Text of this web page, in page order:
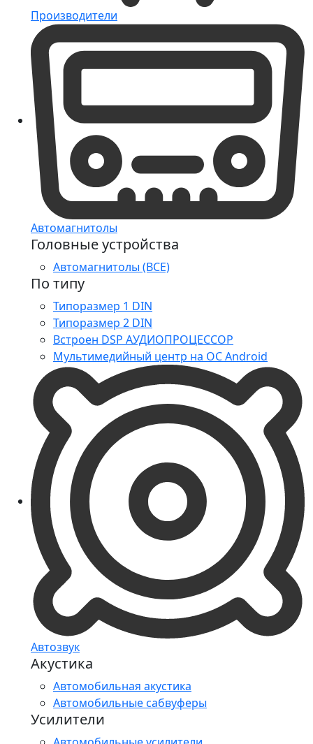
Производители
Автомагнитолы
Головные устройства
Автомагнитолы (ВСЕ)
По типу
Типоразмер 1 DIN
Типоразмер 2 DIN
Встроен DSP АУДИОПРОЦЕССОР
Мультимедийный центр на ОС Android
Автозвук
Акустика
Автомобильная акустика
Автомобильные сабвуферы
Усилители